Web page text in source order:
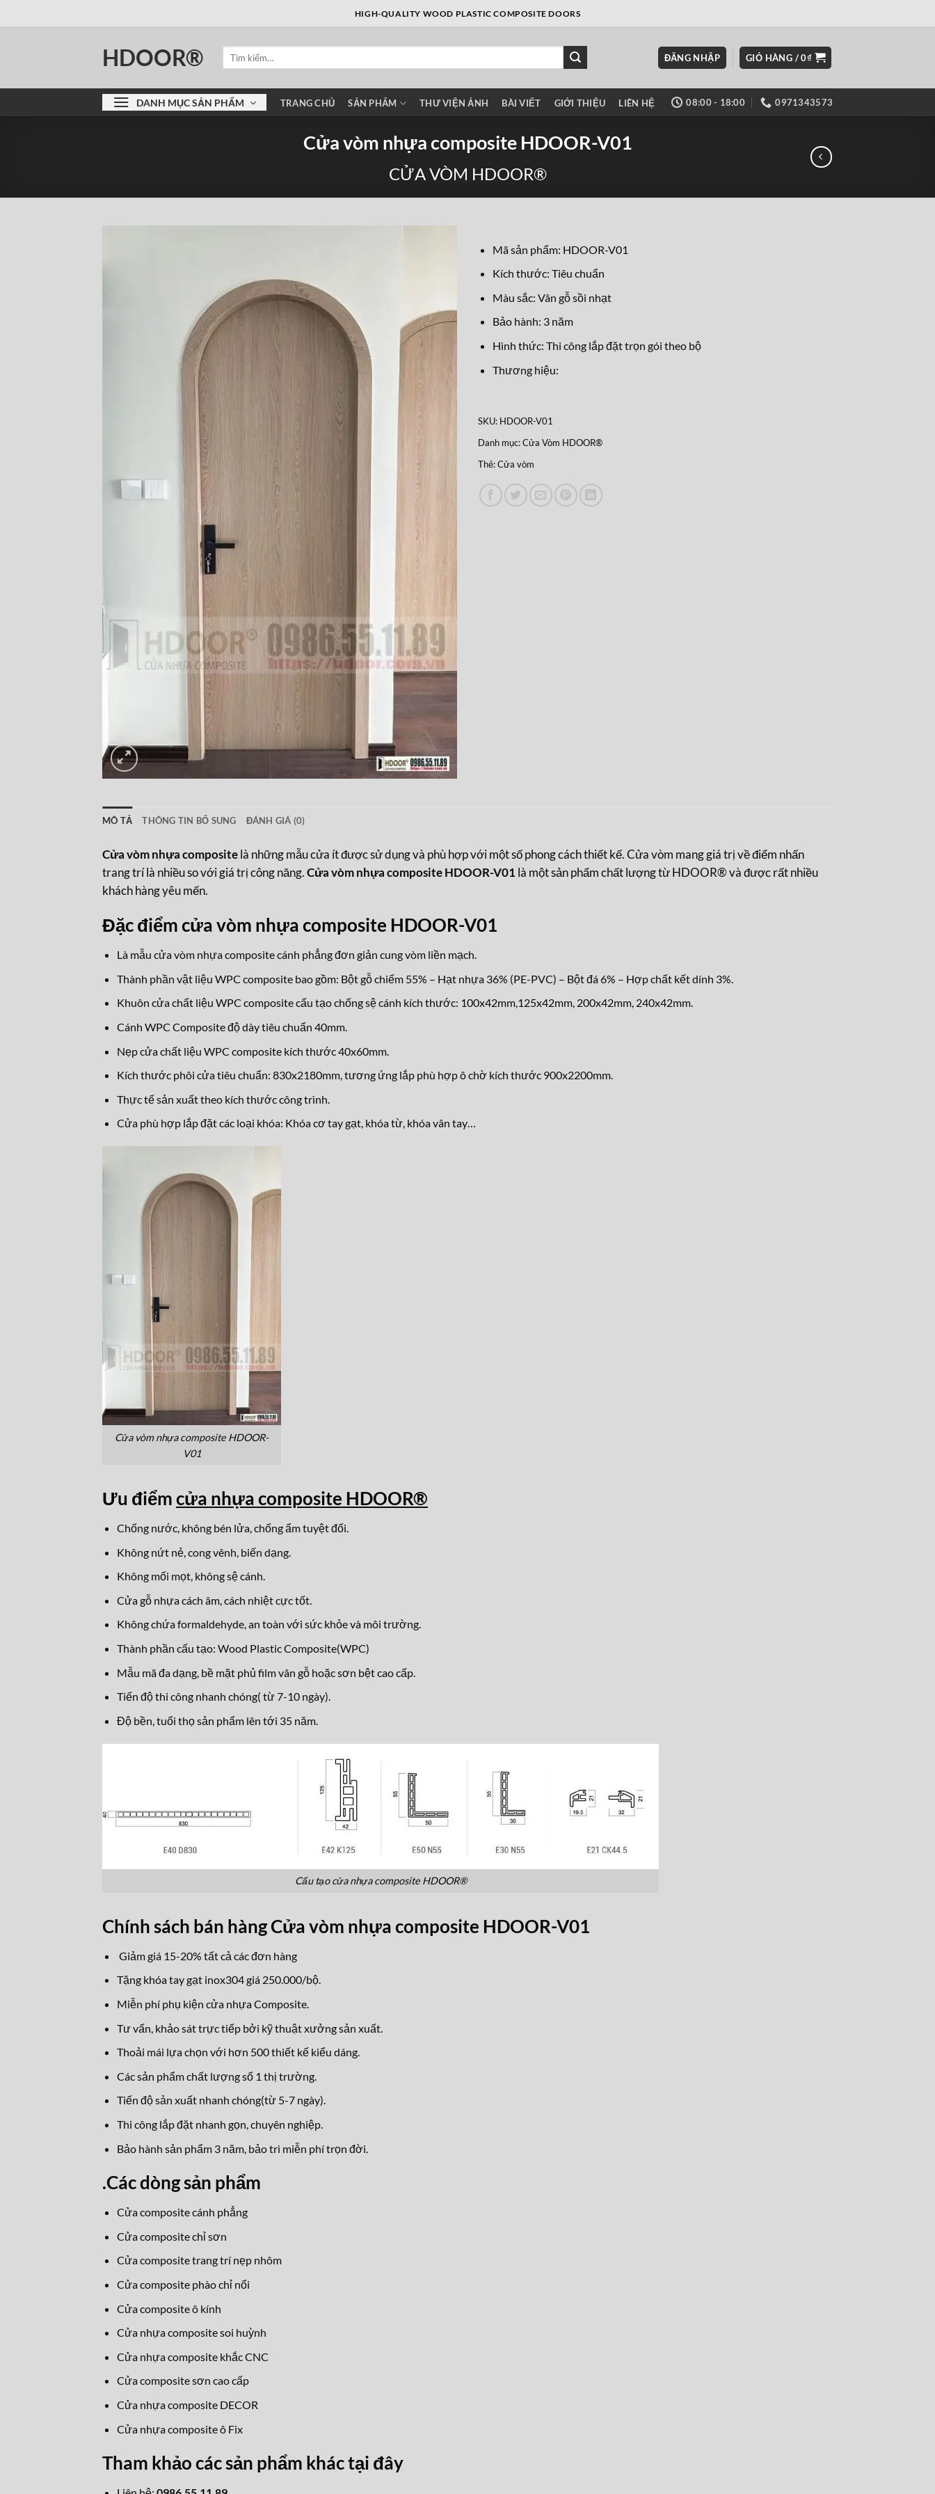
HIGH-QUALITY WOOD PLASTIC COMPOSITE DOORS
HDOOR® ĐĂNG NHẬP GIỎ HÀNG /0₫
DANH MỤC SẢN PHẨM TRANG CHỦ SẢN PHẨM THƯ VIỆN ẢNH BÀI VIẾT GIỚI THIỆU LIÊN HỆ 08:00 - 18:00 0971343573
Cửa vòm nhựa composite HDOOR-V01
CỬA VÒM HDOOR®
Mã sản phẩm: HDOOR-V01
Kích thước: Tiêu chuẩn
Màu sắc: Vân gỗ sồi nhạt
Bảo hành: 3 năm
Hình thức: Thi công lắp đặt trọn gói theo bộ
Thương hiệu:
SKU: HDOOR-V01
Danh mục:Cửa Vòm HDOOR®
Thẻ:Cửa vòm
MÔ TẢ THÔNG TIN BỔ SUNG ĐÁNH GIÁ (0)
Cửa vòm nhựa compositelà những mẫu cửa ít được sử dụng và phù hợp với một số phong cách thiết kế. Cửa vòm mang giá trị về điểm nhấn
trang trí là nhiều so với giá trị công năng.Cửa vòm nhựa composite HDOOR-V01 là một sản phẩm chất lượng từ HDOOR® và được rất nhiều
khách hàng yêu mến.
Đặc điểm cửa vòm nhựa composite HDOOR-V01
Là mẫu cửa vòm nhựa composite cánh phẳng đơn giản cung vòm liền mạch.
Thành phần vật liệu WPC composite bao gồm: Bột gỗ chiếm 55% – Hạt nhựa 36% (PE-PVC) – Bột đá 6% – Hợp chất kết dính 3%.
Khuôn cửa chất liệu WPC composite cấu tạo chống sệ cánh kích thước: 100x42mm,125x42mm, 200x42mm, 240x42mm.
Cánh WPC Composite độ dày tiêu chuẩn 40mm.
Nẹp cửa chất liệu WPC composite kích thước 40x60mm.
Kích thước phôi cửa tiêu chuẩn: 830x2180mm, tương ứng lắp phù hợp ô chờ kích thước 900x2200mm.
Thực tế sản xuất theo kích thước công trình.
Cửa phù hợp lắp đặt các loại khóa: Khóa cơ tay gạt, khóa từ, khóa vân tay…
Cửa vòm nhựa composite HDOOR-
V01
Ưu điểm cửa nhựa composite HDOOR®
Chống nước, không bén lửa, chống ẩm tuyệt đối.
Không nứt nẻ, cong vênh, biến dạng.
Không mối mọt, không sệ cánh.
Cửa gỗ nhựa cách âm, cách nhiệt cực tốt.
Không chứa formaldehyde, an toàn với sức khỏe và môi trường.
Thành phần cấu tạo: Wood Plastic Composite(WPC)
Mẫu mã đa dạng, bề mặt phủ film vân gỗ hoặc sơn bệt cao cấp.
Tiến độ thi công nhanh chóng( từ 7-10 ngày).
Độ bền, tuổi thọ sản phẩm lên tới 35 năm.
Cấu tạo cửa nhựa composite HDOOR®
Chính sách bán hàng Cửa vòm nhựa composite HDOOR-V01
Giảm giá 15-20% tất cả các đơn hàng
Tặng khóa tay gạt inox304 giá 250.000/bộ.
Miễn phí phụ kiện cửa nhựa Composite.
Tư vấn, khảo sát trực tiếp bởi kỹ thuật xưởng sản xuất.
Thoải mái lựa chọn với hơn 500 thiết kế kiểu dáng.
Các sản phẩm chất lượng số 1 thị trường.
Tiến độ sản xuất nhanh chóng(từ 5-7 ngày).
Thi công lắp đặt nhanh gọn, chuyên nghiệp.
Bảo hành sản phẩm 3 năm, bảo trì miễn phí trọn đời.
.Các dòng sản phẩm
Cửa composite cánh phẳng
Cửa composite chỉ sơn
Cửa composite trang trí nẹp nhôm
Cửa composite phào chỉ nổi
Cửa composite ô kính
Cửa nhựa composite soi huỳnh
Cửa nhựa composite khắc CNC
Cửa composite sơn cao cấp
Cửa nhựa composite DECOR
Cửa nhựa composite ô Fix
Tham khảo các sản phẩm kháctại đây